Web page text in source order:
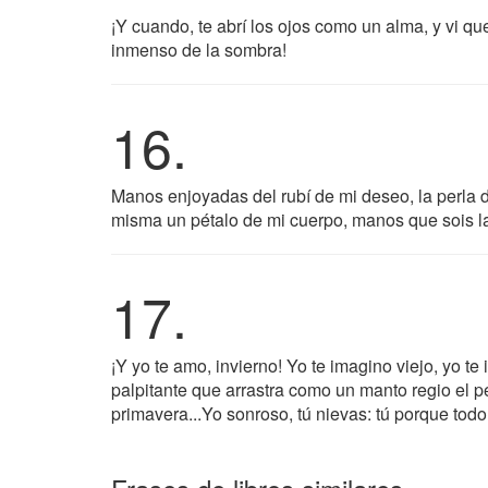
¡Y cuando, te abrí los ojos como un alma, y vi
inmenso de la sombra!
16.
Manos enjoyadas del rubí de mi deseo, la
misma un pétalo de mi cuerpo, manos que sois
17.
¡Y yo te amo, invierno! Yo te imagino viejo, yo
palpitante que arrastra como un manto regio el
primavera...Yo sonroso, tú nievas: tú porque